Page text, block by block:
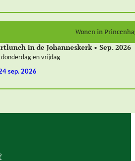
Wonen in
in de Johanneskerk • Sep. 2026
donderdag en vrijdag
24 sep. 2026